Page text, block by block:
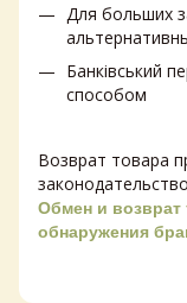
Для больших
Банківський
способом
Возврат товара
Обмен и
обнаружения